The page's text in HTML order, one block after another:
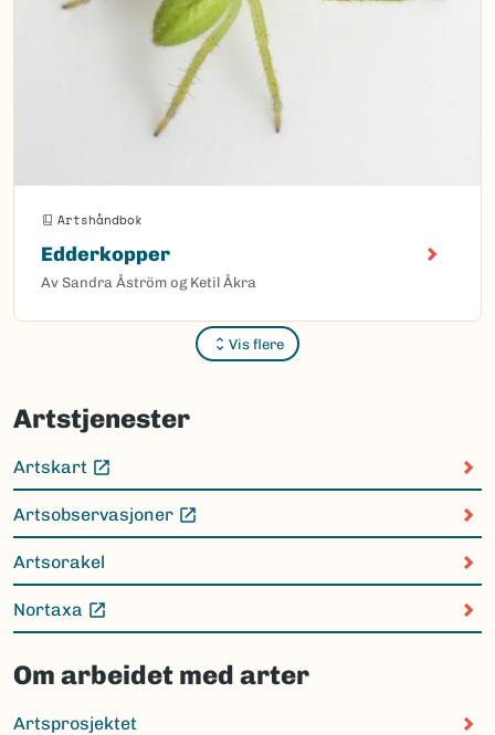
Artshåndbok
Edderkopper
Av Sandra Åström og Ketil Åkra
Vis flere
Artstjenester
Artskart
(Ekstern lenke)
Artsobservasjoner
(Ekstern lenke)
Artsorakel
Nortaxa
(Ekstern lenke)
Om arbeidet med arter
Artsprosjektet